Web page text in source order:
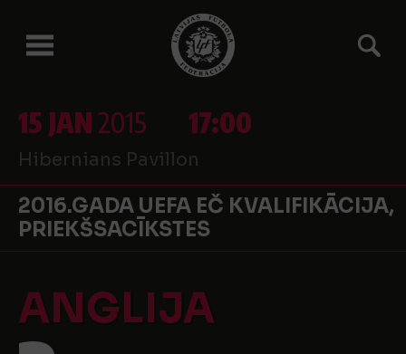
15 JAN2015 17:00
Hibernians Pavillon
2016.GADA UEFA EČ KVALIFIKĀCIJA,
PRIEKŠSACĪKSTES
ANGLIJA